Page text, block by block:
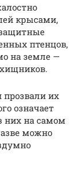
крысами,
птенцов,
на земле —
их
означает
них на самом
можно